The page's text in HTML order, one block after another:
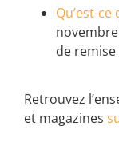
Qu’est-ce
de
Retrouvez
et magazines